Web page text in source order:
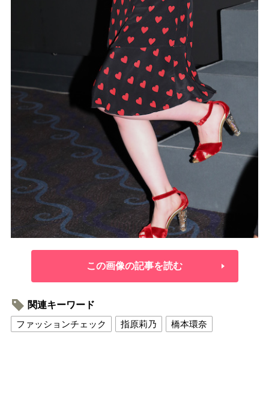
この画像の記事を読む
関連キーワード
ファッションチェック
指原莉乃 橋本環奈